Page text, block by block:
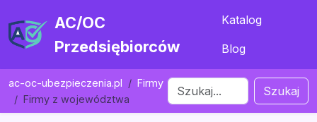
AC/OC
Przedsiębiorców
Katalog
Blog
ac-oc-ubezpieczenia.pl
Firmy
Firmy z województwa
Szukaj